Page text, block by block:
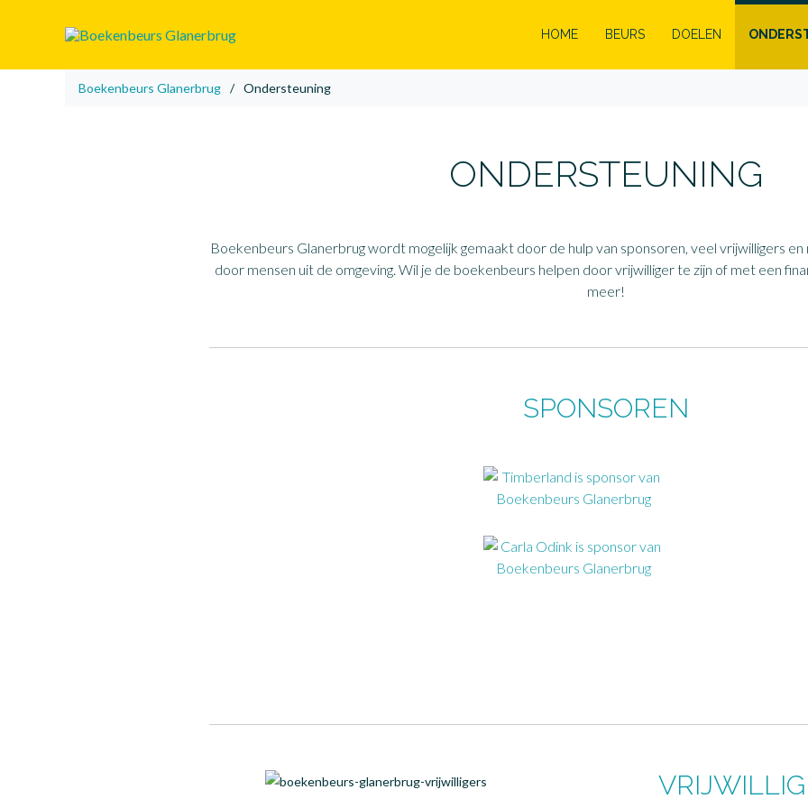
HOME BEURS DOELEN
Boekenbeurs Glanerbrug / Ondersteuning
ONDERSTEUNING
Boekenbeurs Glanerbrug wordt mogelijk gemaakt door de hulp van sponsoren, veel vrijwilligers
door mensen uit de omgeving. Wil je de boekenbeurs helpen door vrijwilliger te zijn of met een
meer!
SPONSOREN